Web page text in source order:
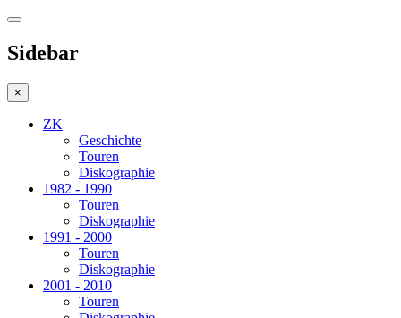
Sidebar
×
ZK
Geschichte
Touren
Diskographie
1982 - 1990
Touren
Diskographie
1991 - 2000
Touren
Diskographie
2001 - 2010
Touren